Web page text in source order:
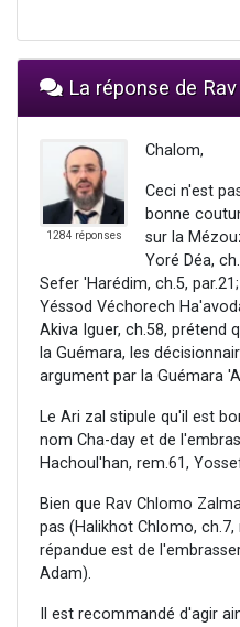
La réponse de
1284 réponses
Chalom,
Ceci n'est
bonne
sur la
Yoré Déa,
Sefer 'Harédim, ch.5,
Yéssod Véchorech
Akiva Iguer, ch.58, prétend
la Guémara, les
argument par la Guémara
Le Ari zal stipule qu'il est
nom Cha-day et de
Hachoul'han, rem.61,
Bien que Rav Chlomo
pas (Halikhot Chlomo,
répandue est de
Adam).
Il est recommandé d'agir